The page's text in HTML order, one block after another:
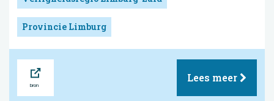
Provincie Limburg
Lees meer